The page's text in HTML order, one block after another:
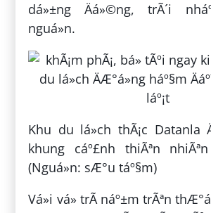
dá»±ng Äá»©ng, trÃ´i
nguá»n.
Khu du lá»ch thÃ¡c Datanla
khung cáº£nh thiÃªn
(Nguá»n: sÆ°u táº§m)
Vá»i vá» trÃ­ náº±m trÃªn